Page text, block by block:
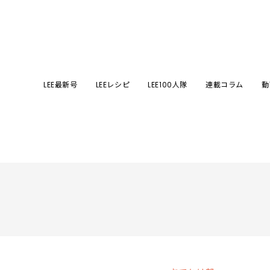
LEE最新号 LEEレシピ LEE100人隊 連載コラム